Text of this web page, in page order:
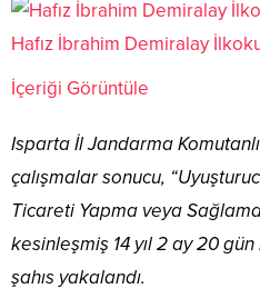
Hafız İbrahim Demiralay
İçeriği Görüntüle
Isparta İl Jandarma
çalışmalar sonucu,
Ticareti Yapma veya
kesinleşmiş 14 yıl 2 ay 20
şahıs yakalandı.